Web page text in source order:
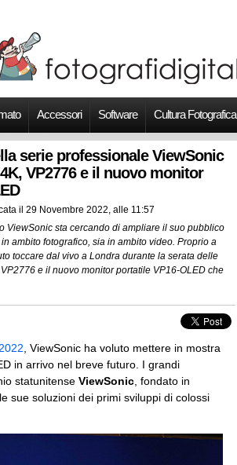
Accessori Software Cultura Fotografica
serie professionale ViewSonic
VP2776 e il nuovo monitor
il 29 Novembre 2022, alle 11:57
ViewSonic sta cercando di ampliare il suo pubblico
ambito fotografico, sia in ambito video. Proprio a
toccare dal vivo a Londra durante la serata delle
e il nuovo monitor portatile VP16-OLED che
, ViewSonic ha voluto mettere in mostra
in arrivo nel breve futuro. I grandi
statunitense ViewSonic , fondato in
sue soluzioni dei primi sviluppi di colossi